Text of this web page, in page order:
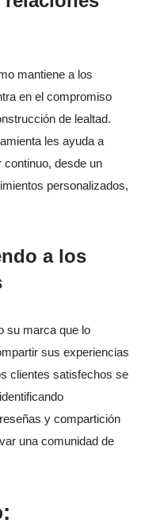
mantiene a los
en el compromiso
de lealtad.
les ayuda a
continuo, desde un
personalizados,
a los
su marca que lo
sus experiencias
clientes satisfechos se
y compartición
una comunidad de